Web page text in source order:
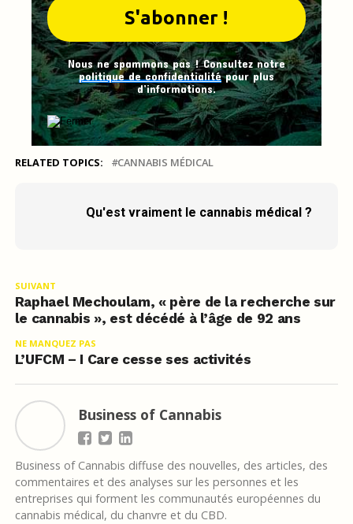
Nous ne spammons pas ! Consultez notre
politique de confidentialitépour plus
d’informations.
RELATED TOPICS: CANNABIS MÉDICAL
Qu'est vraiment le cannabis médical ?
SUIVANT
Raphael Mechoulam, « père de la recherche sur
le cannabis », est décédé à l’âge de 92 ans
NE MANQUEZ PAS
L’UFCM – I Care cesse ses activités
Business of Cannabis
Business of Cannabis diffuse des nouvelles, des articles, des
commentaires et des analyses sur les personnes et les
entreprises qui forment les communautés européennes du
cannabis médical, du chanvre et du CBD.